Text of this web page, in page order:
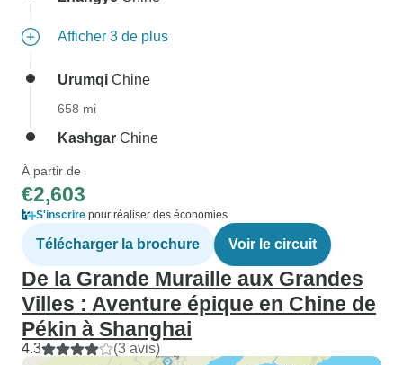
Afficher 3 de plus
Urumqi Chine
658 mi
Kashgar Chine
À partir de
€2,603
S'inscrire pour réaliser des économies
Télécharger la brochure Voir le circuit
De la Grande Muraille aux Grandes
Villes : Aventure épique en Chine de
Pékin à Shanghai
4.3 (3 avis)